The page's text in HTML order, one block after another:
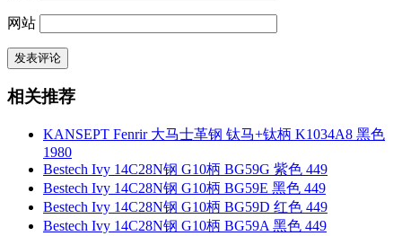
网站
相关推荐
KANSEPT Fenrir 大马士革钢 钛马+钛柄 K1034A8 黑色
1980
Bestech Ivy 14C28N钢 G10柄 BG59G 紫色 449
Bestech Ivy 14C28N钢 G10柄 BG59E 黑色 449
Bestech Ivy 14C28N钢 G10柄 BG59D 红色 449
Bestech Ivy 14C28N钢 G10柄 BG59A 黑色 449